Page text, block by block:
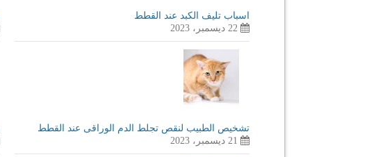
اسباب تليف الكبد عند القطط
22 ديسمبر، 2023
تشخيص الطبيب لنقص تجلط الدم الوراقى عند القطط
21 ديسمبر، 2023